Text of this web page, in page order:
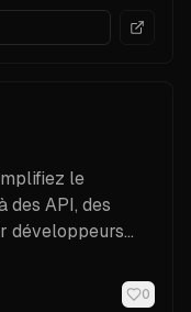
le
des API, des
développeurs
0